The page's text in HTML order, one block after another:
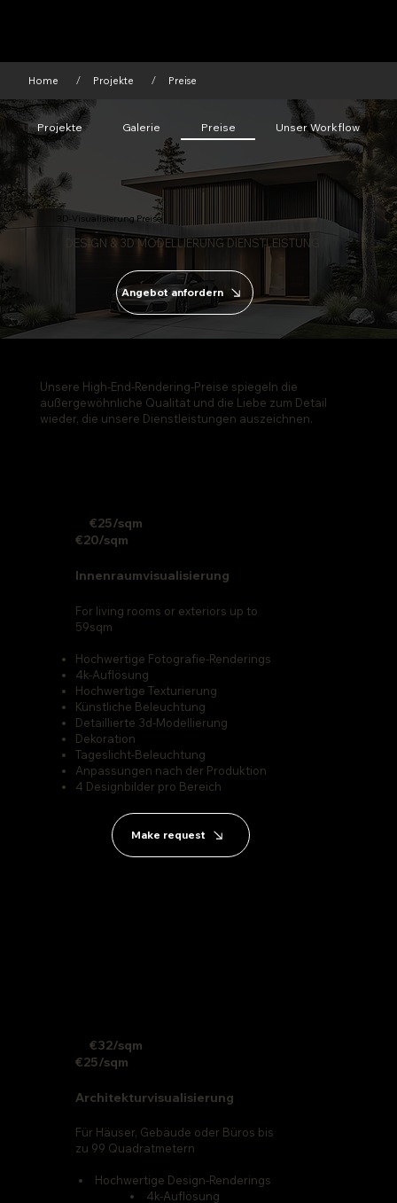
Home / Projekte / Preise
Projekte Galerie Preise Unser Workflow
3D-Visualisierung Preise
DESIGN & 3D MODELLIERUNG DIENSTLEISTUNG
Angebot anfordern
€25/sqm
€20/sqm
Innenraumvisualisierung
For living rooms or exteriors up to
59sqm
Make request
Hochwertige Fotografie-Renderings
4k-Auflösung
Hochwertige Texturierung
Künstliche Beleuchtung
Detaillierte 3d-Modellierung
Dekoration
Tageslicht-Beleuchtung
Anpassungen nach der Produktion
4 Designbilder pro Bereich
€32/sqm
€25/sqm
Architekturvisualisierung
Für Häuser, Gebäude oder Büros bis
zu 99 Quadratmetern
Hochwertige Design-Renderings
4k-Auflösung
Unsere High-End-Rendering-Preise spiegeln die
außergewöhnliche Qualität und die Liebe zum Detail
wieder, die unsere Dienstleistungen auszeichnen.